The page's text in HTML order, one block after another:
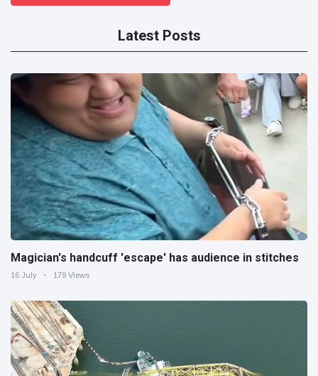
Latest Posts
Magician's handcuff 'escape' has audience in stitches
16 July 179 Views